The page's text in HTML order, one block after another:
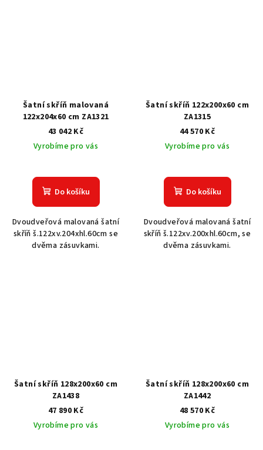
Šatní skříň malovaná
122x204x60 cm ZA1321
43 042 Kč
Vyrobíme pro vás
Do košíku
Dvoudveřová malovaná šatní
skříň š.122xv.204xhl.60cm se
dvěma zásuvkami.
Šatní skříň 122x200x60 cm
ZA1315
44 570 Kč
Vyrobíme pro vás
Do košíku
Dvoudveřová malovaná šatní
skříň š.122xv.200xhl.60cm, se
dvěma zásuvkami.
Šatní skříň 128x200x60 cm
ZA1438
47 890 Kč
Vyrobíme pro vás
Šatní skříň 128x200x60 cm
ZA1442
48 570 Kč
Vyrobíme pro vás